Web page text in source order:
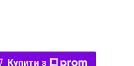
Купити з